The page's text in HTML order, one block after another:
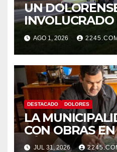
UN
INVOLUCRADO
SINIESTRO
CON DESPISTE
AGO 1, 2026
DESTACADO DOLORES
LA
CON OBRAS
HÍDRICO DE
JUL 31, 2026